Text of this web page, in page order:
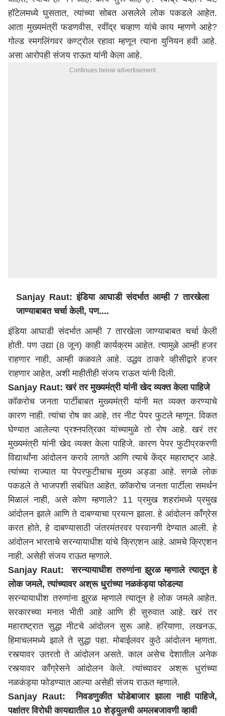
हॉटेलमध्ये घुसतात, त्यांच्या सोबत असलेले लोक पकडले आहेत.
आतामुख्यमंत्रीफडणवीस,रवींद्रचव्हाण यांचे काय म्हणणे आहे?
गोल्ड स्मगलिंगवरकण्ट्रोलरहावा म्हणून त्याना युनियन हवी आहे.
असा आरोपही संजय राऊत यांनी केला आहे.
Continues below advertisement
Sanjay Raut: इंडिया आघाडीसंदर्भातआम्ही 7 तारखेला
जाण्याबाबत चर्चा केली, पण....
इंडिया आघाडीसंदर्भातआम्ही 7 तारखेला जाण्याबाबत चर्चा केली
होती. पण उद्या (8जून) काही कार्यक्रम आहेत. त्यामुळे आम्ही हजर
राहणार नाही, आम्ही कळवले आहे. उद्धव ठाकरे व्हीसीद्वारे हजर
राहणार आहेत, अशीमाहीतीही संजय राऊत यांनी दिली.
Sanjay Raut: खरंतर मुख्यमंत्री यांनी खेदव्यक्त केला पाहिजे
कॉकरोच जनता पार्टीबाबतमुख्यमंत्री यांनी मत व्यक्त करण्याचे
कारण नाही. त्यांचा रोष का आहे, तर नीट पेपर फुटलेम्हणून. विकत
घेण्यात आलेल्याप्रश्नपत्रिकायांच्यामुळे तो रोष आहे.खरंतर
मुख्यमंत्री यांनी खेदव्यक्त केला पाहिजे. कारणपेपर फुटीप्रकरणी
विद्यार्थांनाआंदोलन करावे लागते आणि त्याचे केंद्र महाराष्ट्र आहे.
त्यांच्या राज्यातया पेपरफुटीचाचमुख्य अड्डा आहे. सगळे लोक
पकडले ते भाजपशी सबंधित आहेत. कॉकरोच जनता पार्टीला समर्थन
मिळालं नाही, असे कोण म्हणाले? 11 प्रमुख शहरांमध्ये प्रमुख
आंदोलनझाले आणि ते दाबण्याचा प्रयत्न झाला. हे आंदोलन काँग्रेस
करत होते, हे दाबण्यासाठी जंतरमंतरवर परवानगी देण्यात आली. हे
आंदोलन भारताचे सरन्यायाधीश यांचे क्रिएशन आहे. आमचे क्रिएशन
नाही. असेही संजय राऊत म्हणाले.
Sanjay Raut: सरन्यायाधीशतरुणांनाझुरळ म्हणाले त्यातून हे
लोक जमले,त्यांच्यावरअश्रू धुरांच्या नळकंड्या फोडल्या
सरन्यायाधीशतरुणांनाझुरळ म्हणाले त्यातून हे लोक जमले आहेत.
सरकारच्यामनात भीती आहे आणि ही सुरुवात आहे.खरं तर
महाराष्ट्रात सुद्धा नीटचे आंदोलन सुरू आहे. हरियाणा, लखनऊ,
हिमाचलमध्ये झाले ते सुद्धा पहा. मोबाईलवर कुठे आंदोलन म्हणता.
रस्त्यावर उतरतो ते आंदोलन असते. काल असेच देशातील अनेक
रस्त्यावर काँग्रेसने आंदोलन केले. त्यांच्यावर अश्रू धुरांच्या
नळकंड्या फोडण्यात आल्या असेही संजय राऊत म्हणाले.
Sanjay Raut: निवडणुकीतघोडेबाजार झाला नाही पाहिजे,
पक्षांतर विरोधी कायद्यातील 10 शेड्युलचीअमलबजावणीव्हावी